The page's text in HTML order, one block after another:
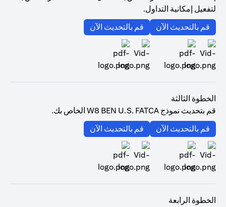
لتفعيل إمكانية التداول.
قم بالتحديث الآن opens in a new tab
قم بالتحديث الآن
الخطوة الثالثة
قم بتحديث نموذج W8 BEN U.S. FATCA الخاص بك.
قم بالتحديث الآن opens in a new tab
قم بالتحديث الآن
الخطوة الرابعة